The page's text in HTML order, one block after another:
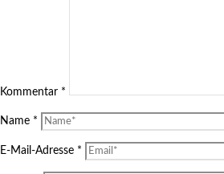
Kommentar *
Name *
E-Mail-Adresse *